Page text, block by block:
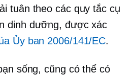
tuân theo các quy tắc cụ
dinh dưỡng, được xác
Ủy ban 2006/141/EC.
sống, cũng có thể có